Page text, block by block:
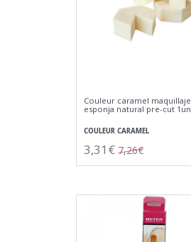
Couleur caramel maquillaje
esponja natural pre-cut 1un
COULEUR CARAMEL
3,31€ 7,26€